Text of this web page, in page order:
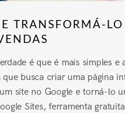
TRANSFORMÁ-
é que é mais simples e
busca criar uma página
site no Google e torná-lo
Sites, ferramenta